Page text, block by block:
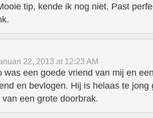
tip, kende ik nog niet. Past
22, 2013 at 12:23 AM
was een goede vriend van mij en
en bevlogen. Hij is helaas te jong
van een grote doorbrak.